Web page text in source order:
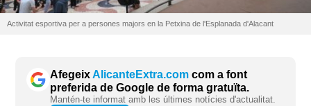
Activitat esportiva per a persones majors en la Petxina de l'Esplanada d'Alacant
AfegeixAlicanteExtra.com com a font
preferida de Google de forma gratuïta.
Mantén-te informat amb les últimes notícies d'actualitat.